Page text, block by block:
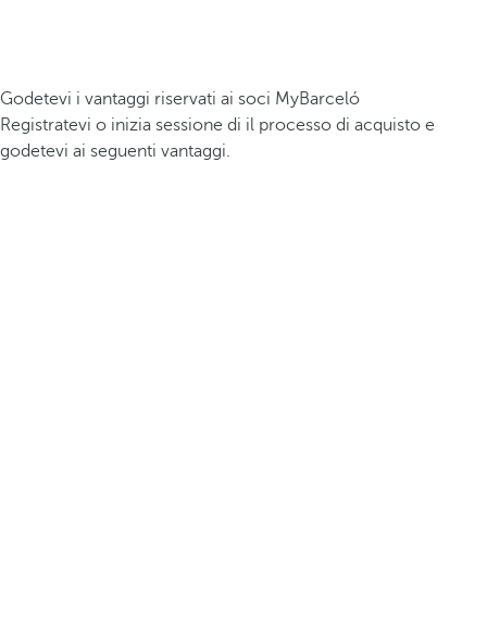
Godetevi i vantaggi riservati ai soci MyBarceló
Registratevi o inizia sessione di il processo di acquisto e
godetevi ai seguenti vantaggi.